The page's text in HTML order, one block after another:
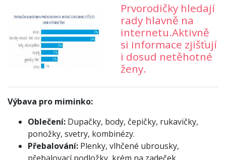
Prvorodičky hledají
rady hlavně na
internetu.Aktivně
si informace zjišťují
i dosud netěhotné
ženy.
Výbava pro miminko:
Oblečení: Dupačky, body, čepičky, rukavičky,
ponožky, svetry, kombinézy.
Přebalování: Plenky, vlhčené ubrousky,